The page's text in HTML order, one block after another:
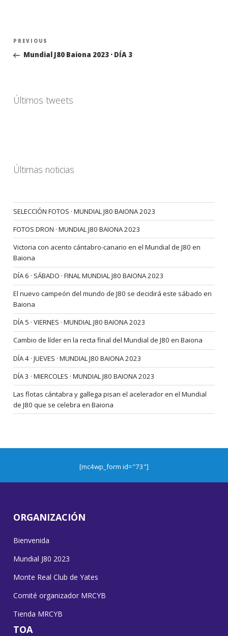
Navegación
entradas
Previous
Post
PREVIOUS
Mundial J80 Baiona 2023 · DÍA 3
Últimos tweets
Últimas noticias
SELECCIÓN FOTOS · MUNDIAL J80 BAIONA 2023
FOTOS DRON · MUNDIAL J80 BAIONA 2023
Victoria con acento cántabro-canario en el Mundial de J80 en
Baiona
DÍA 6 · SÁBADO · FINAL MUNDIAL J80 BAIONA 2023
El nuevo campeón del mundo de J80 se decidirá este sábado en
Baiona
DÍA 5 · VIERNES · MUNDIAL J80 BAIONA 2023
Cambio de líder en la recta final del Mundial de J80 en Baiona
DÍA 4 · JUEVES · MUNDIAL J80 BAIONA 2023
DÍA 3 · MIERCOLES · MUNDIAL J80 BAIONA 2023
Las flotas cántabra y gallega pisan el acelerador en el Mundial
de J80 que se celebra en Baiona
[mc4wp_form id="73"]
ORGANIZACIÓN
Bienvenida
Mundial J80 2023
Monte Real Club de Yates
Comité organizador MRCYB
Tienda MRCYB
TOA